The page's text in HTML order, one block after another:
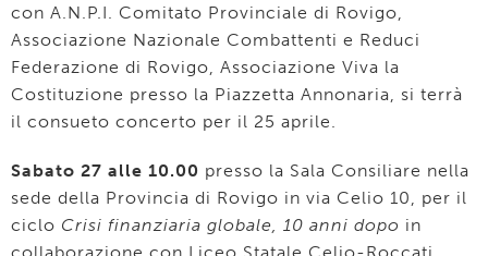
con A.N.P.I. Comitato Provinciale di Rovigo,
Associazione Nazionale Combattenti e Reduci
Federazione di Rovigo, Associazione Viva la
Costituzione presso la Piazzetta Annonaria, si terrà
il consueto concerto per il 25 aprile.
Sabato 27 alle 10.00 presso la Sala Consiliare nella
sede della Provincia di Rovigo in via Celio 10, per il
ciclo Crisi finanziaria globale, 10 anni dopo in